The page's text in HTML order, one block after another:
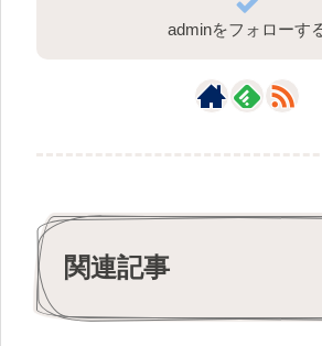
adminをフォローす
関連記事